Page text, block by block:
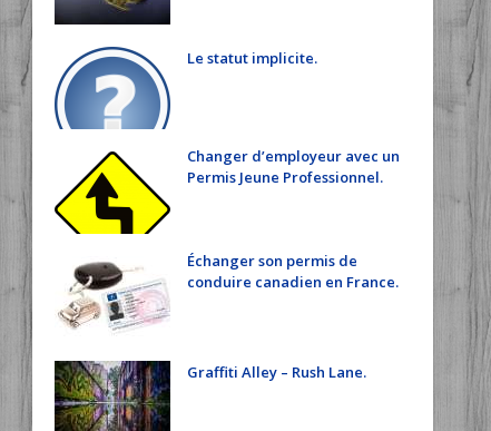
Le statut implicite.
Changer d’employeur avec un
Permis Jeune Professionnel.
Échanger son permis de
conduire canadien en France.
Graffiti Alley – Rush Lane.